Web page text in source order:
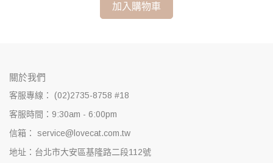
加入購物車
關於我們
客服專線： (02)2735-8758 #18
客服時間：9:30am - 6:00pm
信箱： service@lovecat.com.tw
地址：台北市大安區基隆路二段112號